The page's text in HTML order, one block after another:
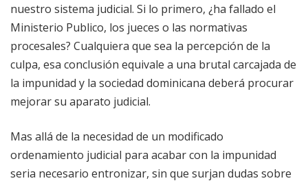
nuestro sistema judicial. Si lo primero, ¿ha fallado el
Ministerio Publico, los jueces o las normativas
procesales? Cualquiera que sea la percepción de la
culpa, esa conclusión equivale a una brutal carcajada de
la impunidad y la sociedad dominicana deberá procurar
mejorar su aparato judicial.
Mas allá de la necesidad de un modificado
ordenamiento judicial para acabar con la impunidad
seria necesario entronizar, sin que surjan dudas sobre